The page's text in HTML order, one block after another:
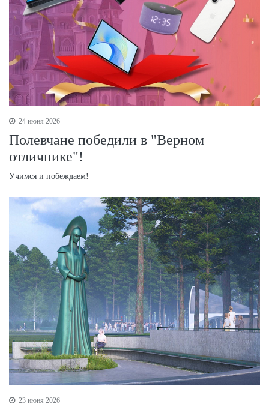
24 июня 2026
Полевчане победили в "Верном
отличнике"!
Учимся и побеждаем!
23 июня 2026